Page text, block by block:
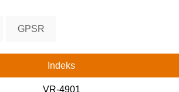
GPSR
Indeks
VR-4901